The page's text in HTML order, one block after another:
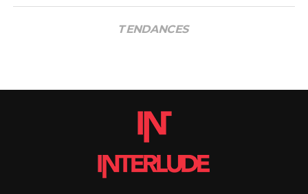
TENDANCES